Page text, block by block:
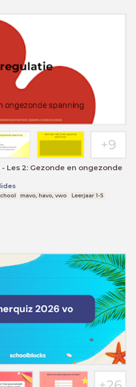
Les 2: Gezonde en ongezonde
mavo, havo, vwo Leerjaar 1-5